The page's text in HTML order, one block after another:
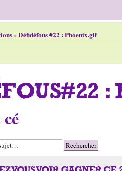
‹ Défidéfous #22 : Phoenix.gif
:
cé